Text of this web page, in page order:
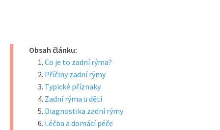
Obsah článku:
Co je to zadní rýma?
Příčiny zadní rýmy
Typické příznaky
Zadní rýma u dětí
Diagnostika zadní rýmy
Léčba a domácí péče